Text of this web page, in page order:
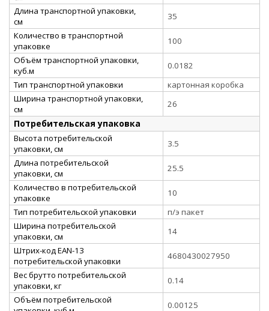
Длина транспортной упаковки,
см
35
Количество в транспортной
упаковке
100
Объём транспортной упаковки,
куб.м
0.0182
Тип транспортной упаковки
картонная коробка
Ширина транспортной упаковки,
см
26
Потребительская упаковка
Высота потребительской
упаковки, см
3.5
Длина потребительской
упаковки, см
25.5
Количество в потребительской
упаковке
10
Тип потребительской упаковки
п/э пакет
Ширина потребительской
упаковки, см
14
Штрих-код EAN-13
потребительской упаковки
4680430027950
Вес брутто потребительской
упаковки, кг
0.14
Объём потребительской
0.00125